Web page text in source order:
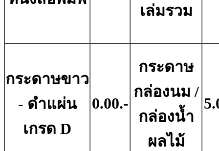
เล่มรวม
กระดาษขาว
- ดําแผ่น
เกรด D
0.00.-
กระดาษ
กล่องนม /
กล่องน้ำ
ผลไม้